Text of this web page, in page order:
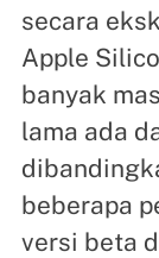
secara
Apple
banyak
lama ada
beberapa
versi beta